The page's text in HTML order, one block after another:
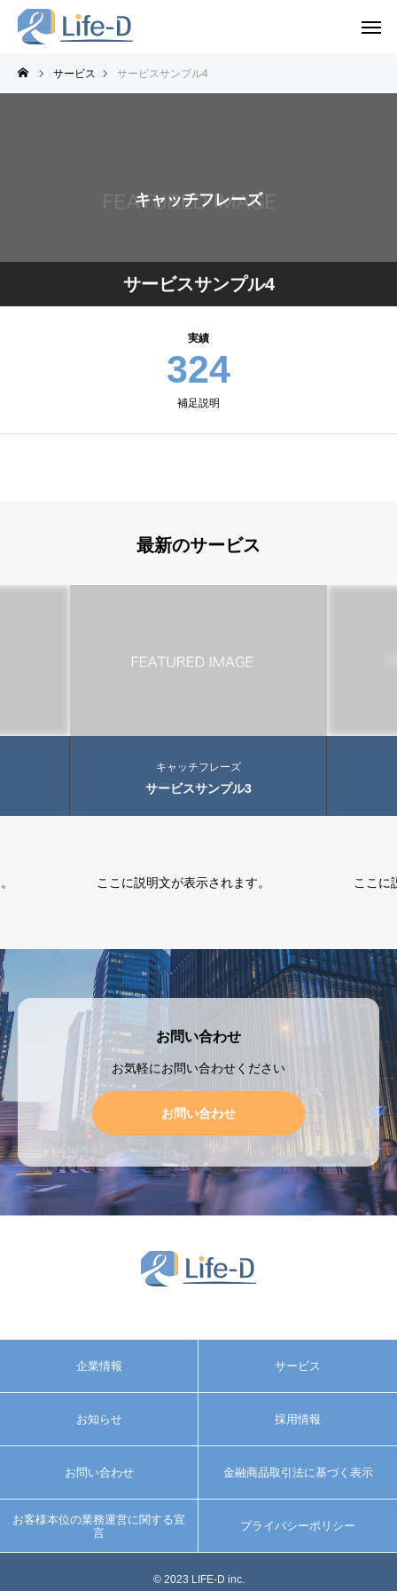
サービス サービスサンプル4
サービスサンプル4
キャッチフレーズ
実績
324
補足説明
最新のサービス
キャッチフレーズ
サービスサンプル3
ここに説明文が表示されます。 ここに
お問い合わせ
お気軽にお問い合わせください
お問い合わせ
企業情報 サービス
お知らせ 採用情報
お問い合わせ 金融商品取引法に基づく表示
お客様本位の業務運営に関する宣
言
プライバシーポリシー
© 2023 LIFE-D inc.